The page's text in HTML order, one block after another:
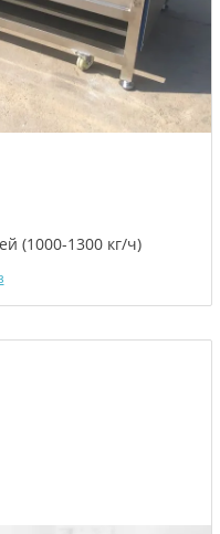
(1000-1300 кг/ч)